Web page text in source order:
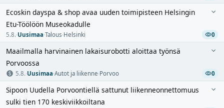
Ecoskin dayspa & shop avaa uuden toimipisteen Helsingin
Etu-Töölöön Museokadulle
5.8.·Uusimaa·Talous·Helsinki 0
Maailmalla harvinainen lakaisurobotti aloittaa työnsä
Porvoossa
5.8.·Uusimaa·Autot ja liikenne·Porvoo 0
Sipoon Uudella Porvoontiellä sattunut liikenneonnettomuus
sulki tien 170 keskiviikkoiltana